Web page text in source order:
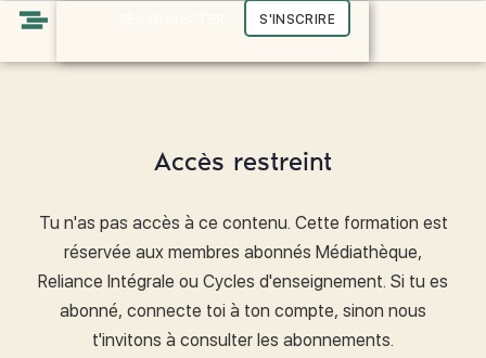
S'INSCRIRE
Accès restreint
Tu n'as pas accès à ce contenu. Cette formation est
réservée aux membres abonnés Médiathèque,
Reliance Intégrale ou Cycles d'enseignement. Si tu es
abonné, connecte toi à ton compte, sinon nous
t'invitons à consulter les abonnements.